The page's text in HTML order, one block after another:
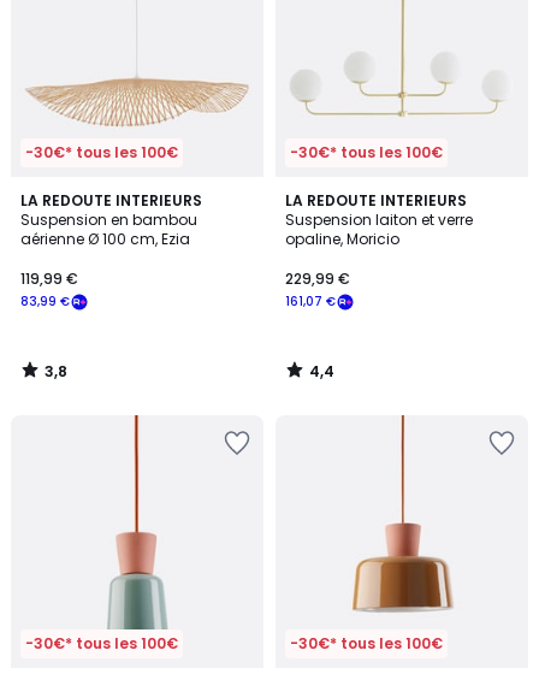
-30€* tous les 100€
LA REDOUTE INTERIEURS
Suspension en bambou
aérienne Ø 100 cm, Ezia
83,99 €
119,99 €
3,8
/ 5
3,8
/
-30€* tous les 100€
LA REDOUTE INTERIEURS
Suspension laiton et verre
opaline, Moricio
161,07 €
229,99 €
4,4
/ 5
4,4
/
-30€* tous les 100€ -30€* tous les 100€